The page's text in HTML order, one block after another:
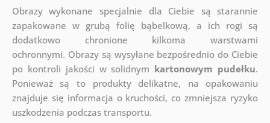
Obrazy wykonane specjalnie dla Ciebie są starannie
zapakowane w grubą folię bąbelkową, a ich rogi są
dodatkowo chronione kilkoma warstwami
ochronnymi. Obrazy są wysyłane bezpośrednio do Ciebie
po kontroli jakości w solidnym kartonowym pudełku.
Ponieważ są to produkty delikatne, na opakowaniu
znajduje się informacja o kruchości, co zmniejsza ryzyko
uszkodzenia podczas transportu.